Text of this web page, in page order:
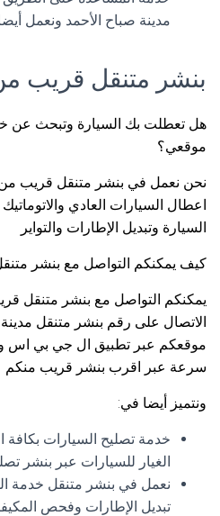
مدينة صباح الأحمد ونعمل
بنشر متنقل قريب
هل تعطلت بك السيارة وتبحث عن
موقعي؟
نحن نعمل في بنشر متنقل قريب
اعطال السيارات العادي
السيارة وتبديل الإطارات والتواير
كيف يمكنكم التواصل مع بنشر
يمكنكم التواصل مع بنشر متنقل
الاتصال على رقم بنشر متنقل
موقعكم عبر تطبيق ال جي بي اس
سرعة عبر اقرب بنشر قريب منكم
ونتميز أيضا في:
خدمة تصليح السيارات
الغيار للسيارات عبر بنشر
نعمل في بنشر متنقل خدمة
تبديل الإطارات وفحص